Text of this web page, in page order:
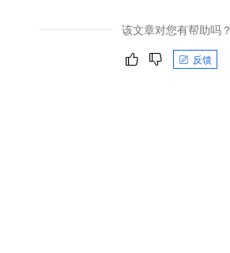
该文章对您有帮助吗？
反馈